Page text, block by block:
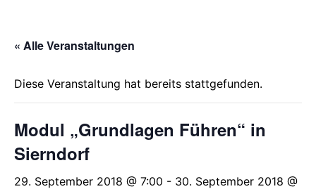
« Alle Veranstaltungen
Diese Veranstaltung hat bereits stattgefunden.
Modul „Grundlagen Führen“ in
Sierndorf
29. September 2018 @ 7:00 - 30. September 2018 @